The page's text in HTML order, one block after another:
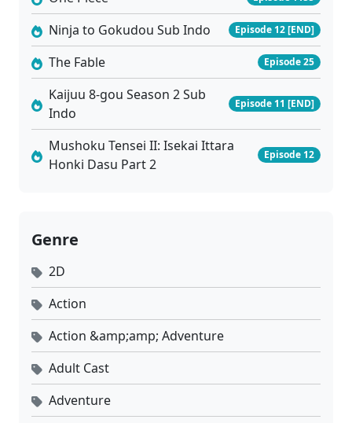
Ninja to Gokudou Sub Indo Episode 12 [END]
The Fable Episode 25
Kaijuu 8-gou Season 2 Sub
Indo
Episode 11 [END]
Mushoku Tensei II: Isekai Ittara
Honki Dasu Part 2
Episode 12
Genre
2D
Action
Action &amp;amp; Adventure
Adult Cast
Adventure